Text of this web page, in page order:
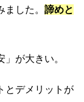
した。 諦めと
が大きい。
とデメリットが